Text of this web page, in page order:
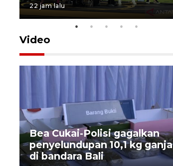
22 jam lalu
Video
Bea Cukai-Polisi gagalkan
penyelundupan 10,1 kg ganja
di bandara Bali